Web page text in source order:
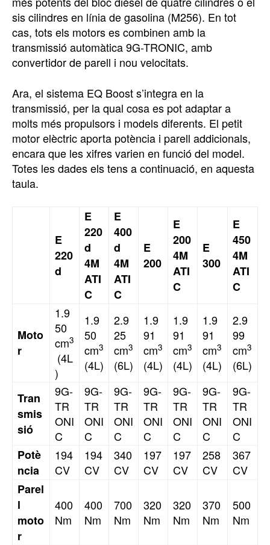
sis cilindres en línia de gasolina (M256). En tot
cas, tots els motors es combinen amb la
transmissió automàtica 9G-TRONIC, amb
convertidor de parell i nou velocitats.
Ara, el sistema EQ Boost s’integra en la
transmissió, per la qual cosa es pot adaptar a
molts més propulsors i models diferents. El petit
motor elèctric aporta potència i parell addicionals,
encara que les xifres varien en funció del model.
Totes les dades els tens a continuació, en aquesta
taula.
E
220
d
E
220
d
4M
ATI
C
E
400
d
4M
ATI
C
E
200
E
200
4M
ATI
C
E
300
E
450
4M
ATI
C
Moto
r
1.9
50
cm3
(4L
)
1.9
50
cm3
(4L)
2.9
25
cm3
(6L)
1.9
91
cm3
(4L)
1.9
91
cm3
(4L)
1.9
91
cm3
(4L)
2.9
99
cm3
(6L)
Tran
smis
sió
9G-
TR
ONI
C
9G-
TR
ONI
C
9G-
TR
ONI
C
9G-
TR
ONI
C
9G-
TR
ONI
C
9G-
TR
ONI
C
9G-
TR
ONI
C
Potè
ncia
194
CV
194
CV
340
CV
197
CV
197
CV
258
CV
367
CV
Parel
l
moto
r
400
Nm
400
Nm
700
Nm
320
Nm
320
Nm
370
Nm
500
Nm